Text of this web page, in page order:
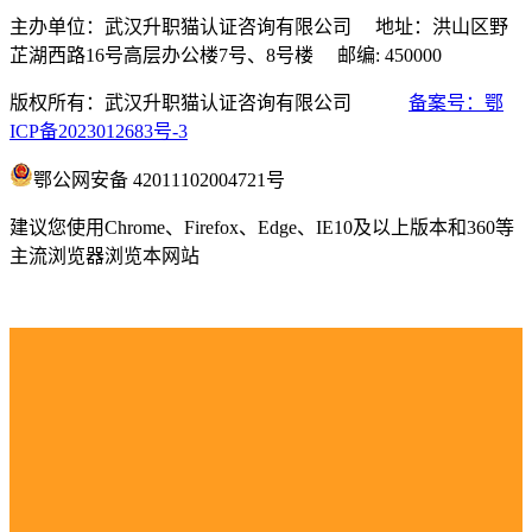
主办单位：武汉升职猫认证咨询有限公司 地址：洪山区野
芷湖西路16号高层办公楼7号、8号楼 邮编: 450000
版权所有：武汉升职猫认证咨询有限公司 备案号：鄂
ICP备2023012683号-3
鄂公网安备 42011102004721号
建议您使用Chrome、Firefox、Edge、IE10及以上版本和360等
主流浏览器浏览本网站